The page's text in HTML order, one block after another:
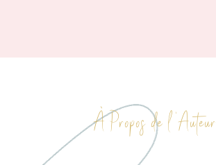
À Propos de l ‘Auteur